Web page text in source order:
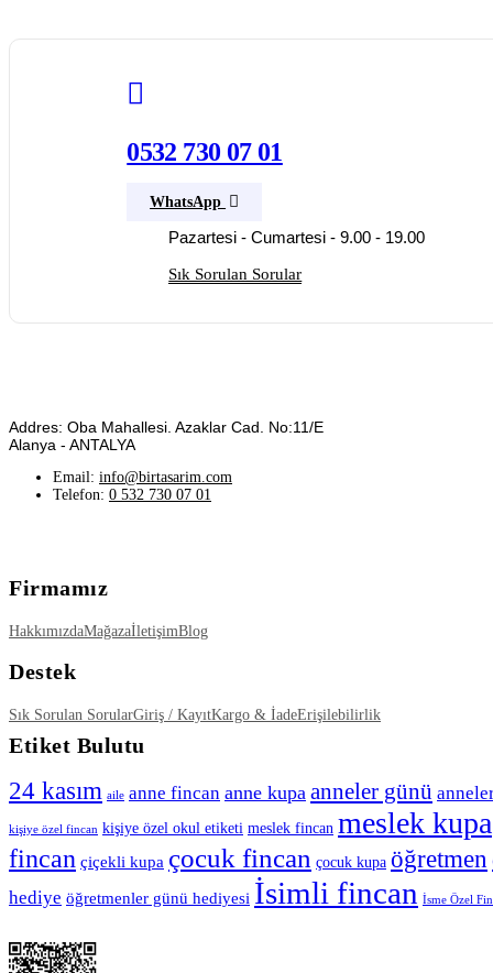
0532 730 07 01
WhatsApp
Pazartesi - Cumartesi - 9.00 - 19.00
Sık Sorulan Sorular
Addres: Oba Mahallesi. Azaklar Cad. No:11/E
Alanya - ANTALYA
Email: info@birtasarim.com
Telefon: 0 532 730 07 01
Firmamız
HakkımızdaMağazaİletişimBlog
Destek
Sık Sorulan SorularGiriş / KayıtKargo & İadeErişilebilirlik
Etiket Bulutu
24 kasım aile anne fincan anne kupa anneler günü
kişiye özel fincan kişiye özel okul etiketi meslek fincan meslek kupa
fincan çiçekli kupa çocuk fincan çocuk kupa öğretmen
hediye öğretmenler günü hediyesi İsimli fincan İsme Özel